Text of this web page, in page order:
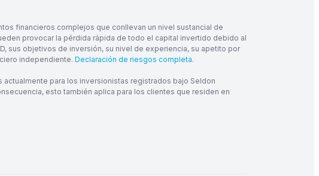
financieros complejos que conllevan un nivel sustancial de
provocar la pérdida rápida de todo el capital invertido debido al
sus objetivos de inversión, su nivel de experiencia, su apetito por
independiente.Declaración de riesgos completa.
para los inversionistas registrados bajo Seldon
esto también aplica para los clientes que residen en